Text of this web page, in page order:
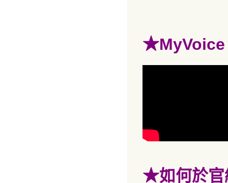
★
★如何於